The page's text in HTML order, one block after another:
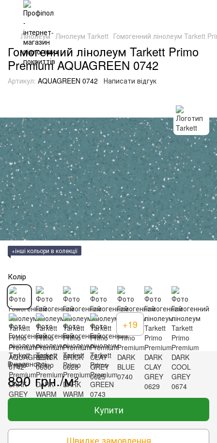
Лінолеум Лінолеум Tarkett Гомогенний лінолеум Tarkett
Гомогенний лінолеум Tarkett Primo
Premium AQUAGREEN 0742
Артикул: AQUAGREEN 0742 Написати відгук
+інші кольори в колекції
Колір
+19
В наявності
890 грн./м²
Купити
Швидке замовлення